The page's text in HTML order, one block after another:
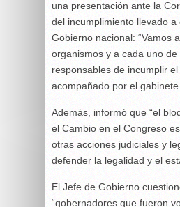
una presentación ante la
del incumplimiento llevado a
Gobierno nacional: “Vamos
organismos y a cada uno
responsables de incumplir el
acompañado por el gabinete
Además, informó que “el
el Cambio en el Congreso
otras acciones judiciales y
defender la legalidad y el
El Jefe de Gobierno
“gobernadores que fueron